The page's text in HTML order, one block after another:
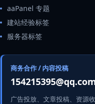
aaPanel 专题
建站经验标签
服务器标签
商务合作 / 内容投稿
广告投放、文章投稿、资源